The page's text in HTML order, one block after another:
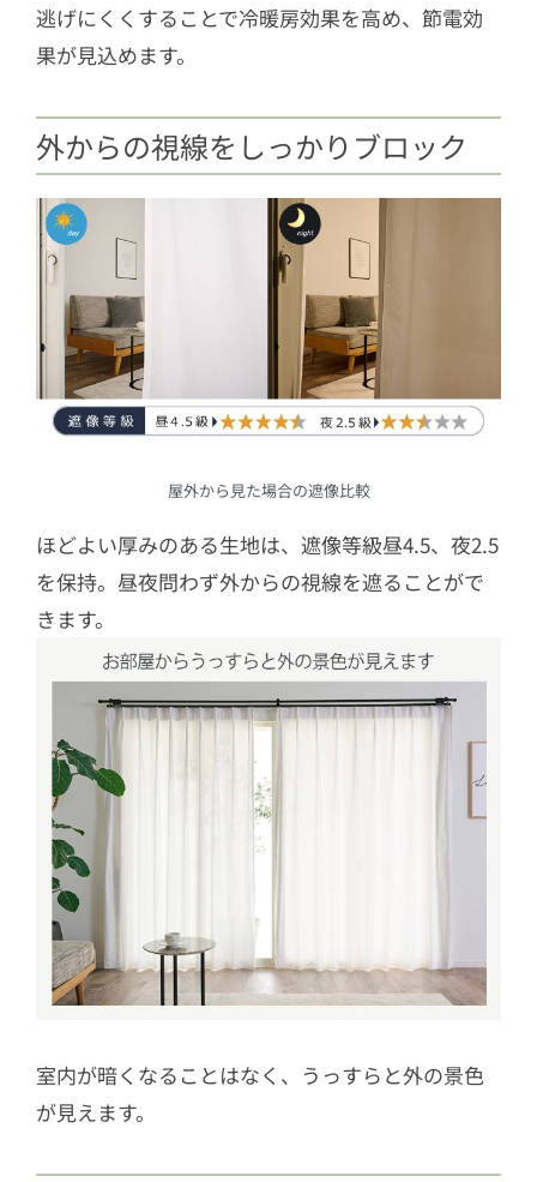
逃げにくくすることで冷暖房効果を高め、節電効
果が見込めます。
外からの視線をしっかりブロック
屋外から見た場合の遮像比較
ほどよい厚みのある生地は、遮像等級昼4.5、夜2.5
を保持。昼夜問わず外からの視線を遮ることがで
きます。
室内が暗くなることはなく、うっすらと外の景色
が見えます。